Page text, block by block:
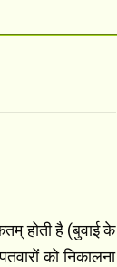
होती है (बुवाई के
को निकालना